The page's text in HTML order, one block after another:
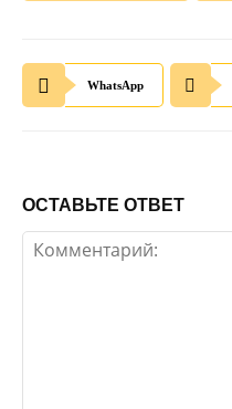
WhatsApp
ОСТАВЬТЕ ОТВЕТ